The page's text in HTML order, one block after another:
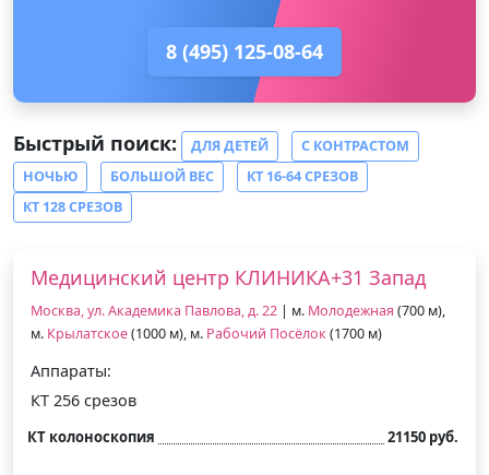
8 (495) 125-08-64
Быстрый поиск: ДЛЯ ДЕТЕЙ
С КОНТРАСТОМ
НОЧЬЮ
БОЛЬШОЙ ВЕС
КТ 16-64 СРЕЗОВ
КТ 128 СРЕЗОВ
Медицинский центр КЛИНИКА+31 Запад
Москва, ул. Академика Павлова, д. 22 | м. Молодежная (700 м),
м. Крылатское(1000 м), м. Рабочий Посёлок(1700 м)
Аппараты:
КТ 256 срезов
КТ колоноскопия 21150 руб.